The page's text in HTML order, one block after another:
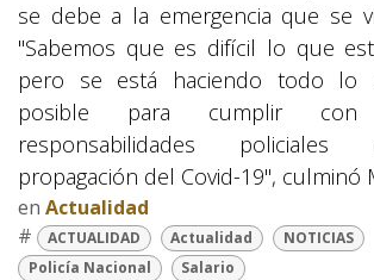
se debe a la emergencia que se
"Sabemos que es difícil lo que
pero se está haciendo todo lo
posible para cumplir
responsabilidades
propagación del Covid-19", culminó
en Actualidad
#
ACTUALIDAD Actualidad
NOTICIAS
Policía Nacional
Salario